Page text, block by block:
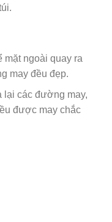
mặt ngoài quay ra
may đều đẹp.
lại các đường may,
được may chắc